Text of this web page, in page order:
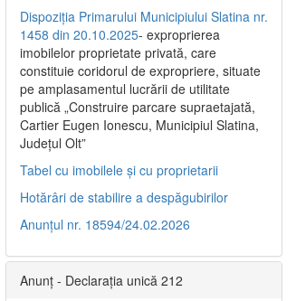
Dispoziția Primarului Municipiului Slatina nr.
1458 din 20.10.2025- exproprierea
imobilelor proprietate privată, care
constituie coridorul de expropriere, situate
pe amplasamentul lucrării de utilitate
publică „Construire parcare supraetajată,
Cartier Eugen Ionescu, Municipiul Slatina,
Județul Olt”
Tabel cu imobilele și cu proprietarii
Hotărâri de stabilire a despăgubirilor
Anunțul nr. 18594/24.02.2026
Anunț - Declarația unică 212